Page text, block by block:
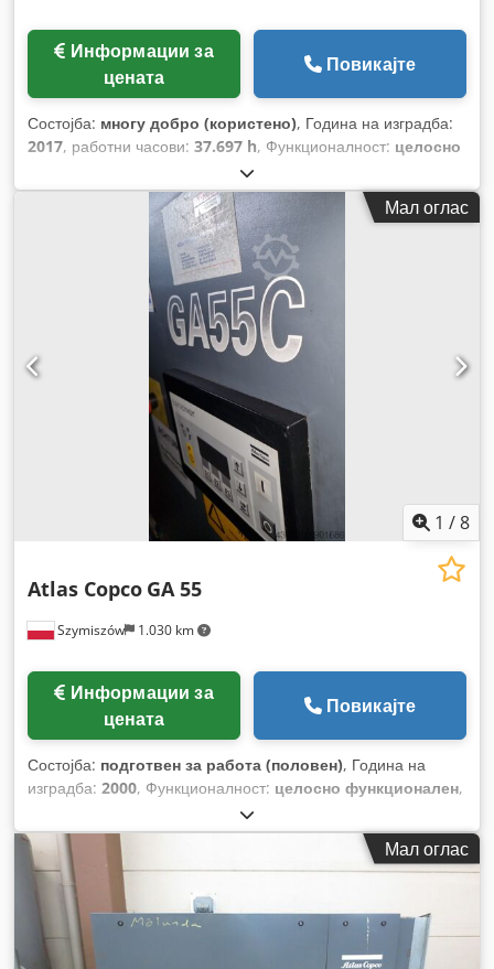
цената
Повикајте
Состојба: многу добро (користено), Година на изградба:
2017, работни часови: 37.697 h, Функционалност: целосно
Мал оглас
1 /8
Szymiszów 1.030 km
Atlas Copco GA 55
цената
Повикајте
Состојба: подготвен за работа (половен), Година на
изградба: 2000, Функционалност: целосно функционален,
Мал оглас